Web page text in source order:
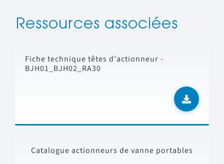
Ressources associées
Fiche technique têtes d'actionneur -
BJH01_BJH02_RA30
Catalogue actionneurs de vanne portables